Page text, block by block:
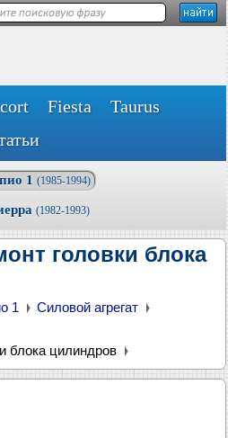
Fiesta
Taurus
1 (1985-1994)
(1982-1993)
головки блока
1
Силовой агрегат
блока цилиндров